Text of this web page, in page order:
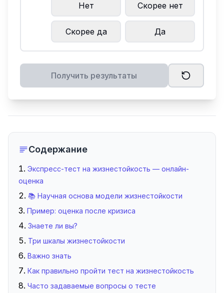
Нет Скорее нет
Скорее да Да
Получить результаты
Содержание
Экспресс-тест на жизнестойкость — онлайн-
оценка
📚 Научная основа модели жизнестойкости
Пример: оценка после кризиса
Знаете ли вы?
Три шкалы жизнестойкости
Важно знать
Как правильно пройти тест на жизнестойкость
Часто задаваемые вопросы о тесте